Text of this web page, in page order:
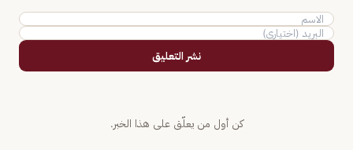
نشر التعليق
كن أول من يعلّق على هذا الخبر.